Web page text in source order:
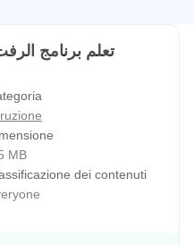
MB
dei contenuti